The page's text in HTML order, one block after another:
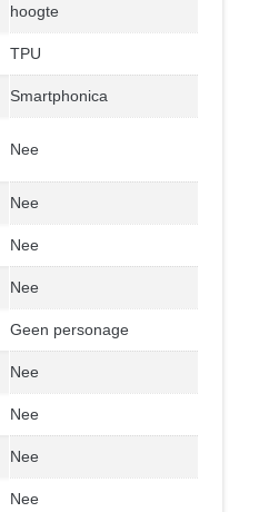
hoogte
TPU
Smartphonica
Nee
Nee
Nee
Nee
Geen personage
Nee
Nee
Nee
Nee